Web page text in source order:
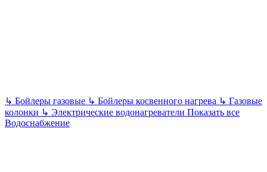
↳ Бойлеры газовые ↳ Бойлеры косвенного нагрева ↳ Газовые
колонки ↳ Электрические водонагреватели Показать все
Водоснабжение